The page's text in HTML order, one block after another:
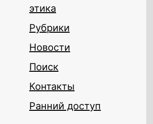
этика
Рубрики
Новости
Поиск
Контакты
Ранний доступ